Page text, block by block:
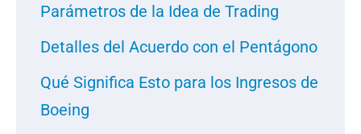
Parámetros de la Idea de Trading
Detalles del Acuerdo con el Pentágono
Qué Significa Esto para los Ingresos de
Boeing